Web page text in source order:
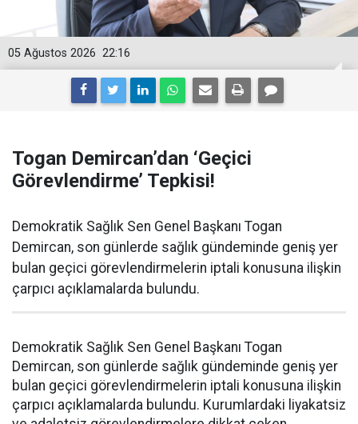
22:16
05 Ağustos 2026
Togan Demircan’dan ‘Geçici
Görevlendirme’ Tepkisi!
Demokratik Sağlık Sen Genel Başkanı Togan
Demircan, son günlerde sağlık gündeminde geniş yer
bulan geçici görevlendirmelerin iptali konusuna ilişkin
çarpıcı açıklamalarda bulundu.
Demokratik Sağlık Sen Genel Başkanı Togan
Demircan, son günlerde sağlık gündeminde geniş yer
bulan geçici görevlendirmelerin iptali konusuna ilişkin
çarpıcı açıklamalarda bulundu. Kurumlardaki liyakatsiz